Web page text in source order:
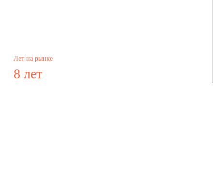
Лет на рынке
8 лет